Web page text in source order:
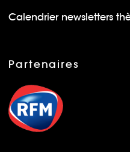
Calendrier newsletters
Partenaires